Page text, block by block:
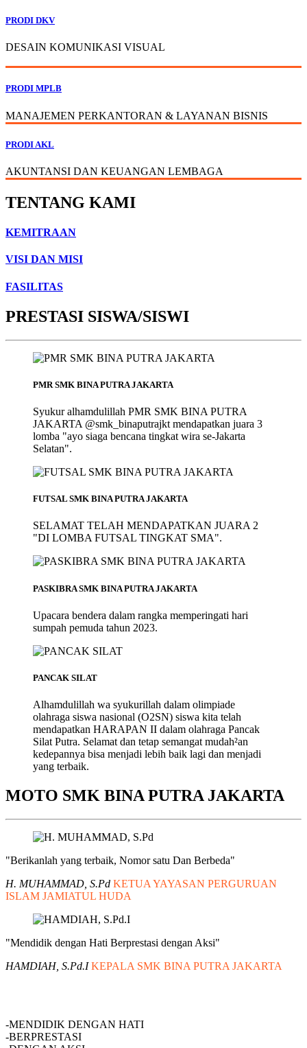
PRODI DKV
DESAIN KOMUNIKASI VISUAL
PRODI MPLB
MANAJEMEN PERKANTORAN & LAYANAN BISNIS
PRODI AKL
AKUNTANSI DAN KEUANGAN LEMBAGA
TENTANG KAMI
KEMITRAAN
VISI DAN MISI
FASILITAS
PRESTASI SISWA/SISWI
PMR SMK BINA PUTRA JAKARTA
Syukur alhamdulillah PMR SMK BINA PUTRA
JAKARTA @smk_binaputrajkt mendapatkan juara 3
lomba "ayo siaga bencana tingkat wira se-Jakarta
Selatan".
FUTSAL SMK BINA PUTRA JAKARTA
SELAMAT TELAH MENDAPATKAN JUARA 2
"DI LOMBA FUTSAL TINGKAT SMA".
PASKIBRA SMK BINA PUTRA JAKARTA
Upacara bendera dalam rangka memperingati hari
sumpah pemuda tahun 2023.
PANCAK SILAT
Alhamdulillah wa syukurillah dalam olimpiade
olahraga siswa nasional (O2SN) siswa kita telah
mendapatkan HARAPAN II dalam olahraga Pancak
Silat Putra. Selamat dan tetap semangat mudah²an
kedepannya bisa menjadi lebih baik lagi dan menjadi
yang terbaik.
MOTO SMK BINA PUTRA JAKARTA
"Berikanlah yang terbaik, Nomor satu Dan Berbeda"
H. MUHAMMAD, S.Pd KETUA YAYASAN PERGURUAN
ISLAM JAMIATUL HUDA
"Mendidik dengan Hati Berprestasi dengan Aksi"
HAMDIAH, S.Pd.IKEPALA SMK BINA PUTRA JAKARTA
-MENDIDIK DENGAN HATI
-BERPRESTASI